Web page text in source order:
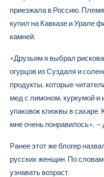
приезжала в Россию.
купил на Кавказе и Урале
камней.
«Друзьям я выбрал
огурцов из Суздаля и
продукты, которые
мед с лимоном, куркумой и
упаковок клюквы в сахаре.
мне очень понравилось»,
Ранее этот же блогер
русских женщин. По
узнавать возраст.